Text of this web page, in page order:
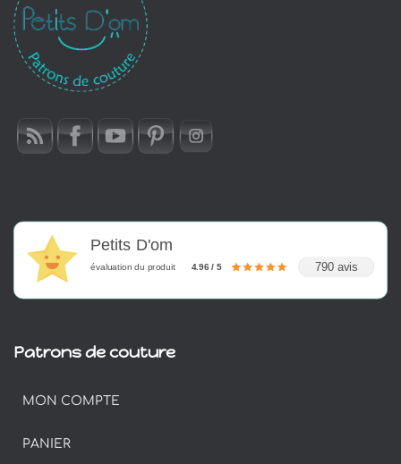
Petits D'om
évaluation du produit 4.96 / 5 790 avis
Patrons de couture
MON COMPTE
PANIER